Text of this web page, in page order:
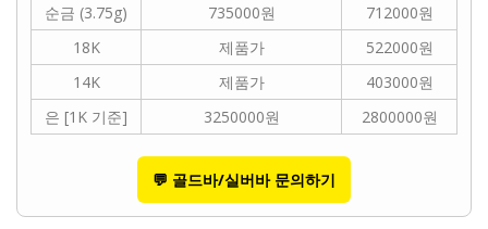
순금 (3.75g)
735000원
712000원
18K
제품가
522000원
14K
제품가
403000원
은 [1K 기준]
3250000원 2800000원
💬 골드바/실버바 문의하기